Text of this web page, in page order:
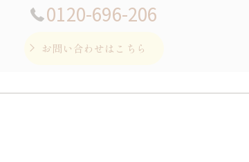
0120-696-206
お問い合わせはこちら